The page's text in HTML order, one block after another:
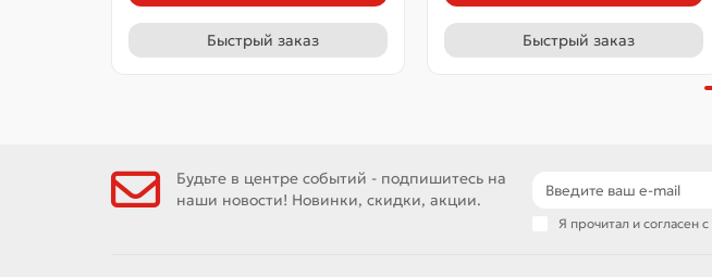
Быстрый заказ Быстрый заказ
Будьте в центре событий - подпишитесь на
наши новости! Новинки, скидки, акции.
Я прочитал и согласен